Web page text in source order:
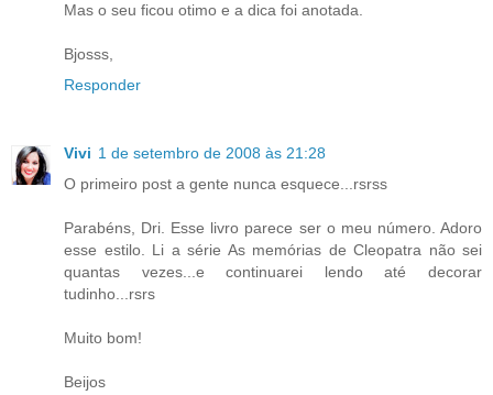
Mas o seu ficou otimo e a dica foi anotada.
Bjosss,
Responder
Vivi 1 de setembro de 2008 às 21:28
O primeiro post a gente nunca esquece...rsrss
Parabéns, Dri. Esse livro parece ser o meu número. Adoro
esse estilo. Li a série As memórias de Cleopatra não sei
quantas vezes...e continuarei lendo até decorar
tudinho...rsrs
Muito bom!
Beijos